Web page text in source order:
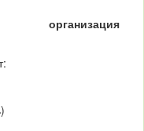
организация